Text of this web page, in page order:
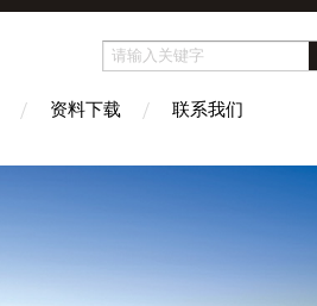
资料下载 联系我们